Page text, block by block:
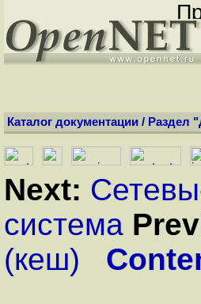
Каталог документации / Раздел
Next:
система
(кеш)